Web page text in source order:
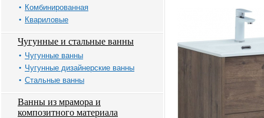
Комбинированная
Квариловые
Чугунные и стальные ванны
Чугунные ванны
Чугунные дизайнерские ванны
Стальные ванны
Ванны из мрамора и
композитного материала